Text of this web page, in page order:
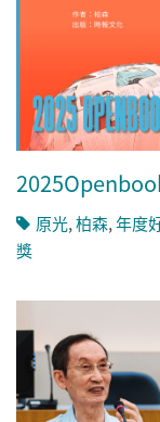
原光,柏森,年度
獎